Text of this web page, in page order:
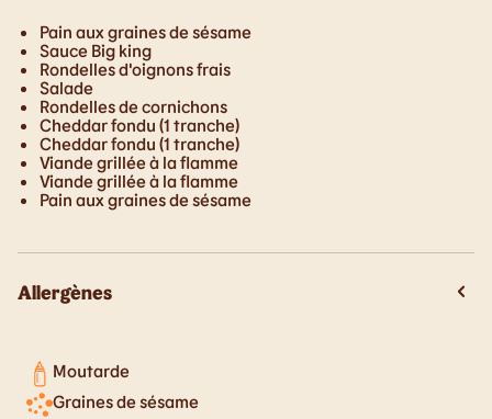
Pain aux graines de sésame
Sauce Big king
Rondelles d'oignons frais
Salade
Rondelles de cornichons
Cheddar fondu (1 tranche)
Cheddar fondu (1 tranche)
Viande grillée à la flamme
Viande grillée à la flamme
Pain aux graines de sésame
Allergènes
Moutarde
Graines de sésame